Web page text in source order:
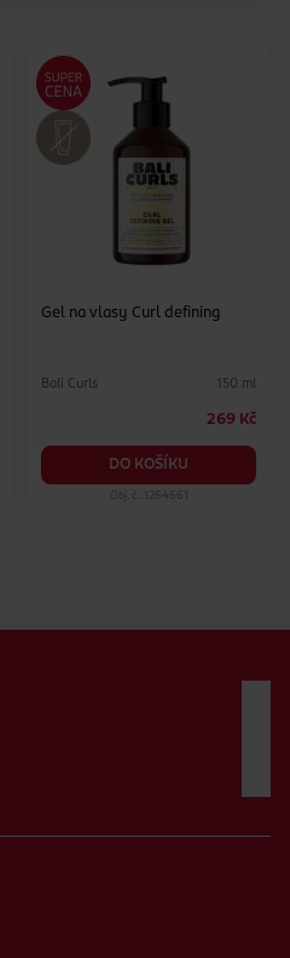
Gel na vlasy Curl defining
Bali Curls 150 ml
269 Kč
DO KOŠÍKU
Obj. č.: 1264661